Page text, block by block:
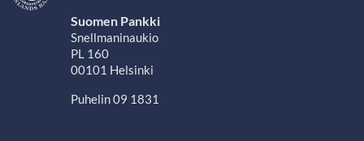
Suomen Pankki
Snellmaninaukio
PL 160
00101 Helsinki
Puhelin 09 1831